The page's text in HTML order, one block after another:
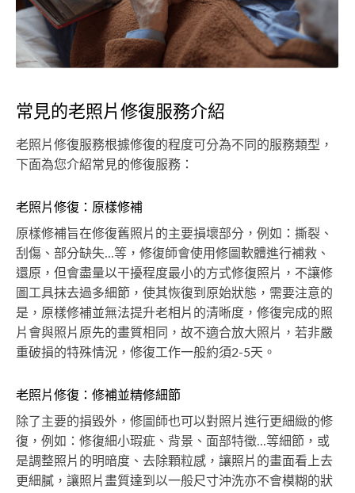
常見的老照片修復服務介紹
老照片修復服務根據修復的程度可分為不同的服務類型，
下面為您介紹常見的修復服務：
老照片修復：原樣修補
原樣修補旨在修復舊照片的主要損壞部分，例如：撕裂、
刮傷、部分缺失...等，修復師會使用修圖軟體進行補救、
還原，但會盡量以干擾程度最小的方式修復照片，不讓修
圖工具抹去過多細節，使其恢復到原始狀態，需要注意的
是，原樣修補並無法提升老相片的清晰度，修復完成的照
片會與照片原先的畫質相同，故不適合放大照片，若非嚴
重破損的特殊情況，修復工作一般約須2-5天。
老照片修復：修補並精修細節
除了主要的損毀外，修圖師也可以對照片進行更細緻的修
復，例如：修復細小瑕疵、背景、面部特徵...等細節，或
是調整照片的明暗度、去除顆粒感，讓照片的畫面看上去
更細膩，讓照片畫質達到以一般尺寸沖洗亦不會模糊的狀